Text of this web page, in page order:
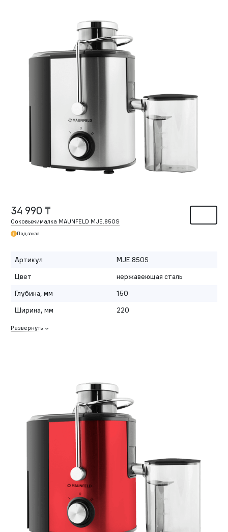
34 990 ₸
Соковыжималка MAUNFELD MJE.850S
Под заказ
Артикул
MJE.850S
Цвет
нержавеющая сталь
Глубина, мм
150
Ширина, мм
220
Развернуть